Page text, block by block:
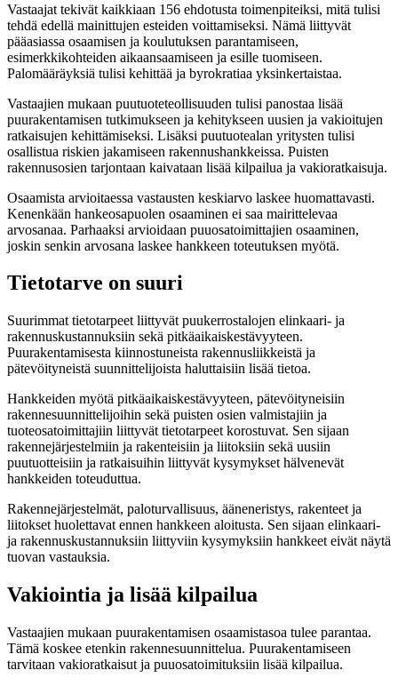
Vastaajat tekivät kaikkiaan 156 ehdotusta toimenpiteiksi, mitä tulisi
tehdä edellä mainittujen esteiden voittamiseksi. Nämä liittyvät
pääasiassa osaamisen ja koulutuksen parantamiseen,
esimerkkikohteiden aikaansaamiseen ja esille tuomiseen.
Palomääräyksiä tulisi kehittää ja byrokratiaa yksinkertaistaa.
Vastaajien mukaan puutuoteteollisuuden tulisi panostaa lisää
puurakentamisen tutkimukseen ja kehitykseen uusien ja vakioitujen
ratkaisujen kehittämiseksi. Lisäksi puutuotealan yritysten tulisi
osallistua riskien jakamiseen rakennushankkeissa. Puisten
rakennusosien tarjontaan kaivataan lisää kilpailua ja vakioratkaisuja.
Osaamista arvioitaessa vastausten keskiarvo laskee huomattavasti.
Kenenkään hankeosapuolen osaaminen ei saa mairittelevaa
arvosanaa. Parhaaksi arvioidaan puuosatoimittajien osaaminen,
joskin senkin arvosana laskee hankkeen toteutuksen myötä.
Tietotarve on suuri
Suurimmat tietotarpeet liittyvät puukerrostalojen elinkaari- ja
rakennuskustannuksiin sekä pitkäaikaiskestävyyteen.
Puurakentamisesta kiinnostuneista rakennusliikkeistä ja
pätevöityneistä suunnittelijoista haluttaisiin lisää tietoa.
Hankkeiden myötä pitkäaikaiskestävyyteen, pätevöityneisiin
rakennesuunnittelijoihin sekä puisten osien valmistajiin ja
tuoteosatoimittajiin liittyvät tietotarpeet korostuvat. Sen sijaan
rakennejärjestelmiin ja rakenteisiin ja liitoksiin sekä uusiin
puutuotteisiin ja ratkaisuihin liittyvät kysymykset hälvenevät
hankkeiden toteuduttua.
Rakennejärjestelmät, paloturvallisuus, ääneneristys, rakenteet ja
liitokset huolettavat ennen hankkeen aloitusta. Sen sijaan elinkaari-
ja rakennuskustannuksiin liittyviin kysymyksiin hankkeet eivät näytä
tuovan vastauksia.
Vakiointia ja lisää kilpailua
Vastaajien mukaan puurakentamisen osaamistasoa tulee parantaa.
Tämä koskee etenkin rakennesuunnittelua. Puurakentamiseen
tarvitaan vakioratkaisut ja puuosatoimituksiin lisää kilpailua.